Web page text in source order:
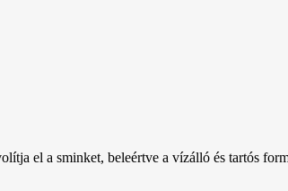
el a sminket, beleértve a vízálló és tartós